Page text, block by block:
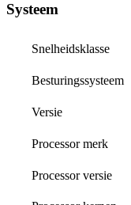
Systeem
Snelheidsklasse
Besturingssysteem
Versie
Processor merk
Processor versie